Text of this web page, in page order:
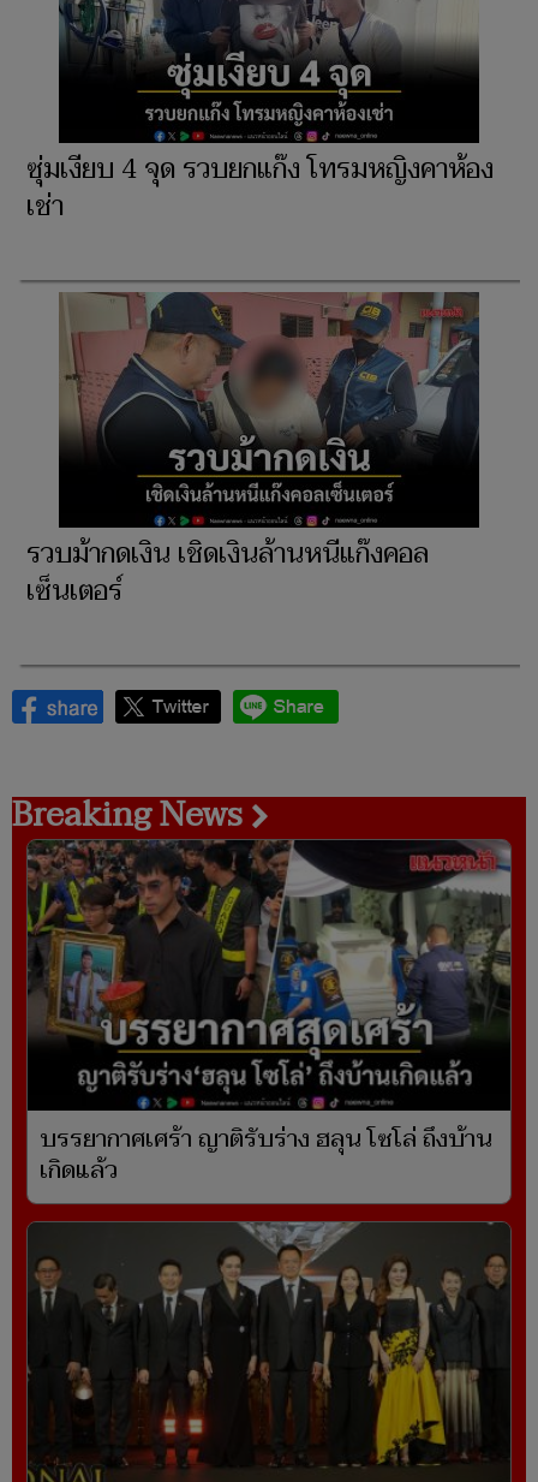
ซุ่มเงียบ 4 จุด รวบยกแก๊ง โทรมหญิงคาห้อง
เช่า
รวบม้ากดเงิน เชิดเงินล้านหนีแก๊งคอล
เซ็นเตอร์
Breaking News
บรรยากาศเศร้า ญาติรับร่าง ฮลุน โซโล่ ถึงบ้าน
เกิดแล้ว